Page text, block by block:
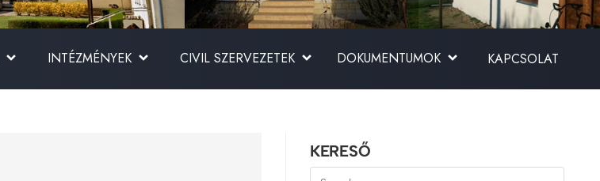
INTÉZMÉNYEK CIVIL SZERVEZETEK DOKUMENTUMOK KAPCSOLAT
KERESŐ